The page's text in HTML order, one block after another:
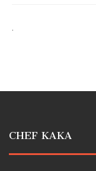
.
CHEF KAKA